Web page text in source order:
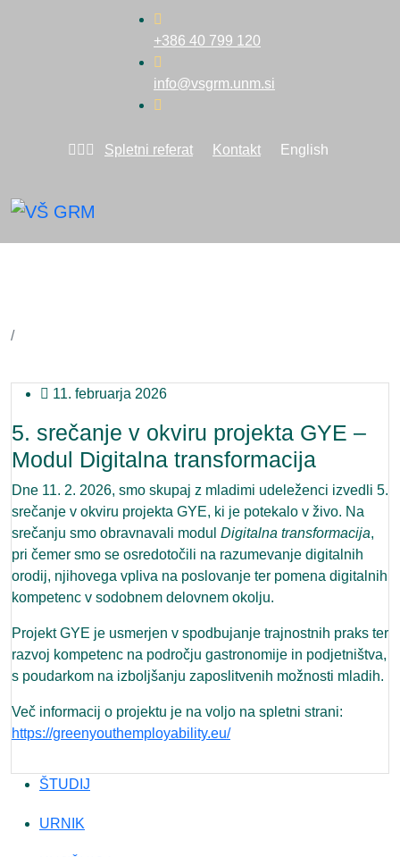
+386 40 799 120
info@vsgrm.unm.si
Spletni referat Kontakt English
11. februarja 2026
5. srečanje v okviru projekta GYE –
Modul Digitalna transformacija
Dne 11. 2. 2026, smo skupaj z mladimi udeleženci izvedli 5.
srečanje v okviru projekta GYE, ki je potekalo v živo. Na
srečanju smo obravnavali modul Digitalna transformacija,
pri čemer smo se osredotočili na razumevanje digitalnih
orodij, njihovega vpliva na poslovanje ter pomena digitalnih
kompetenc v sodobnem delovnem okolju.
Projekt GYE je usmerjen v spodbujanje trajnostnih praks ter
razvoj kompetenc na področju gastronomije in podjetništva,
s poudarkom na izboljšanju zaposlitvenih možnosti mladih.
Več informacij o projektu je na voljo na spletni strani:
https://greenyouthemployability.eu/
ŠTUDIJ
URNIK